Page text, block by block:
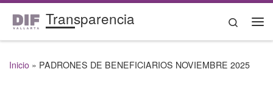
Saltar al contenido
Transparencia
Search
Inicio » PADRONES DE BENEFICIARIOS NOVIEMBRE 2025